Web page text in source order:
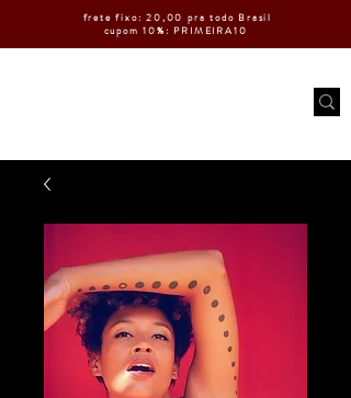
frete fixo: 20,00 pra todo Brasil
cupom 10%: PRIMEIRA10